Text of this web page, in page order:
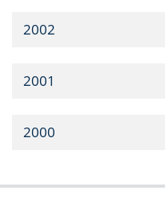
2002
2001
2000